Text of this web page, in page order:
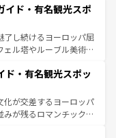
テンツ一覧を参照してほ
フラメンコ、熱気あふ
生活の一部となってい
雰囲気や、バルセロナの
古代ローマ遺跡や中世
なるスペインはその個
イド・有名観光スポ
了し続けるヨーロッパ屈
ル塔やルーブル美術館
麗な宮殿、歴史的な大
自然が、訪れる者を心
美食の国としても知ら
化遺産にも登録されて
楽しみ方が可能だ。さ
ド・有名観光スポッ
化が交差するヨーロッパ
が残るロマンチック街